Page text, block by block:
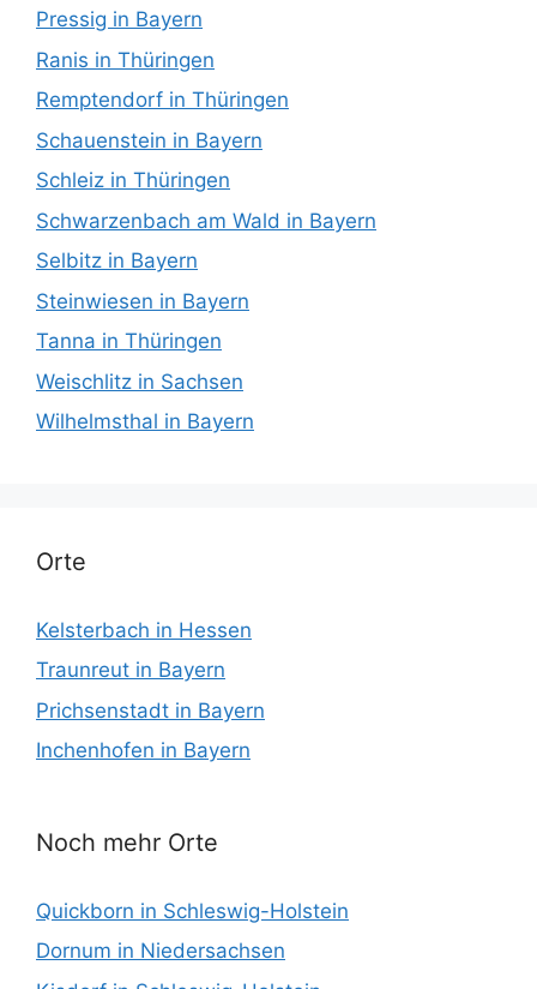
Pressig in Bayern
Ranis in Thüringen
Remptendorf in Thüringen
Schauenstein in Bayern
Schleiz in Thüringen
Schwarzenbach am Wald in Bayern
Selbitz in Bayern
Steinwiesen in Bayern
Tanna in Thüringen
Weischlitz in Sachsen
Wilhelmsthal in Bayern
Orte
Kelsterbach in Hessen
Traunreut in Bayern
Prichsenstadt in Bayern
Inchenhofen in Bayern
Noch mehr Orte
Quickborn in Schleswig-Holstein
Dornum in Niedersachsen